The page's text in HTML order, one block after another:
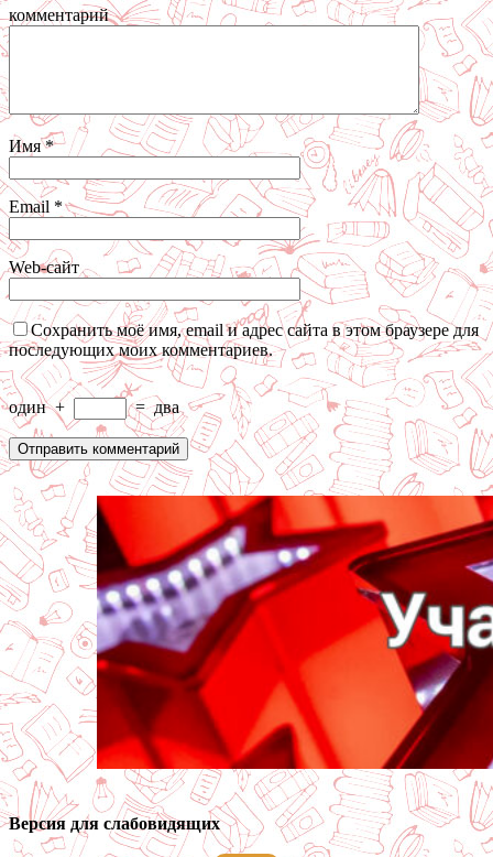
комментарий
Имя*
Email *
Web-сайт
Сохранить моё имя, email и адрес сайта в этом браузере для
последующих моих комментариев.
один + = два
Версия для слабовидящих